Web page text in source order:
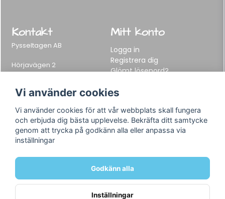
Kontakt
Pysseltagen AB
Hörjavägen 2
282 34 Tyringe, Sweden
E-post:info@pysseltagen.se
Mitt konto
Logga in
Registrera dig
Glömt lösenord?
Info
Varumärken
Om oss
Kontakt
Följ oss
Vi använder cookies
Vi använder cookies för att vår webbplats skall fungera
och erbjuda dig bästa upplevelse. Bekräfta ditt samtycke
genom att trycka på godkänn alla eller anpassa via
inställningar
Godkänn alla
Inställningar